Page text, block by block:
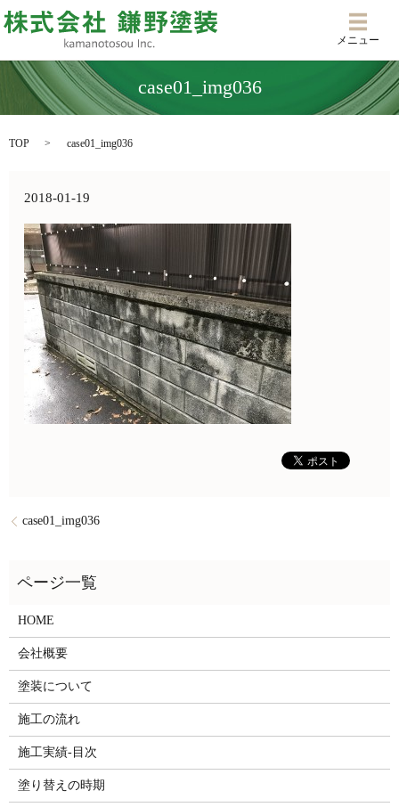
メニ
メニュー
case01_img036
TOP case01_img036
2018-01-19
case01_img036
HOME
会社概要
塗装について
施工の流れ
施工実績-目次
塗り替えの時期